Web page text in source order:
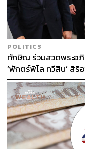
ผลลัพธ์ที่ได้จริงๆ คือ
ประสิทธิภาพ การลดก
มูลค่าเพิ่มให้กับน้ำ ได้
ยังกระบวนการผลิตอย่
(Demineralized
ไฟฟ้าต่ำกว่า 0.2 ไมโ
เหมาะสำหรับอุตสาห
อิเล็กทรอนิกส์ ปิโตร
POLITICS
ทักษิณ ร่วมสวดพระอภิ
‘พักตร์พิไล ทวีสิน’ สิริ
หลากวงการร่วมอาลัย